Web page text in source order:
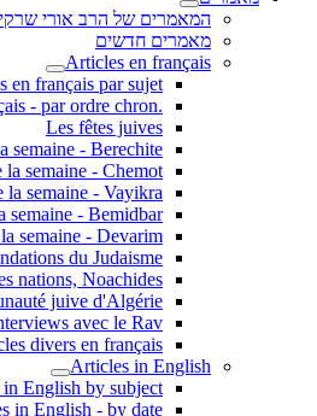
המאמרים של הרב אורי שרקי
מאמרים חדשים
Articles en français
en français par sujet
.Articles en français - par ordre chron
Les fêtes juives
semaine - Berechite
la semaine - Chemot
la semaine - Vayikra
semaine - Bemidbar
semaine - Devarim
du Judaisme
nations, Noachides
juive d'Algérie
avec le Rav
divers en français
Articles in English
English by subject
in English - by date